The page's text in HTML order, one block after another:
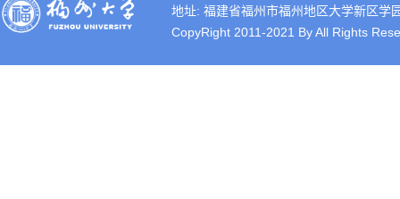
地址: 福建省福州市福州地区大学新区
CopyRight 2011-2021 By All Rights